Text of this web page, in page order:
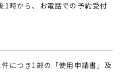
1時から、お電話での予約受付
につき1部の「使用申請書」及